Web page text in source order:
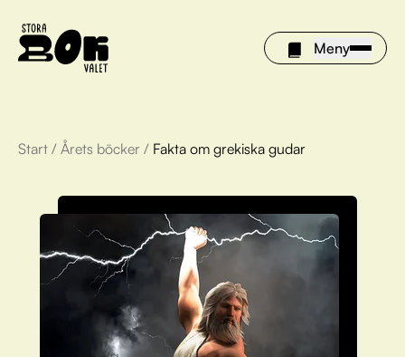
Meny
Årets böcker
Om Stora bokvalet
Olivia tipsar
Vinnare
Start / Årets böcker / Fakta om grekiska gudar